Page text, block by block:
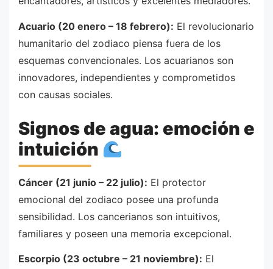
Acuario (20 enero – 18 febrero): El revolucionario
humanitario del zodiaco piensa fuera de los
esquemas convencionales. Los acuarianos son
innovadores, independientes y comprometidos
con causas sociales.
Signos de agua: emoción e
intuición
Cáncer (21 junio – 22 julio): El protector
emocional del zodiaco posee una profunda
sensibilidad. Los cancerianos son intuitivos,
familiares y poseen una memoria excepcional.
Escorpio (23 octubre – 21 noviembre): El